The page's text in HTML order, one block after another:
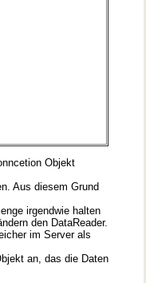
Objekt
Aus diesem Grund
irgendwie halten
den DataReader.
im Server als
an, das die Daten